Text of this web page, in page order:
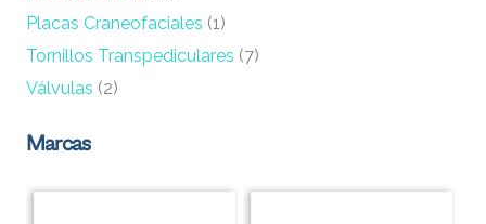
Placas Craneofaciales (1)
Tornillos Transpediculares (7)
Válvulas (2)
Marcas